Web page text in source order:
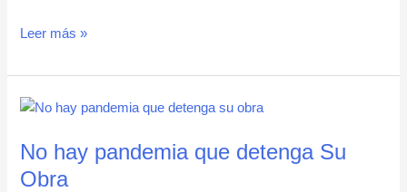
Leer más »
No hay pandemia que detenga Su
Obra
No
pandemia
que